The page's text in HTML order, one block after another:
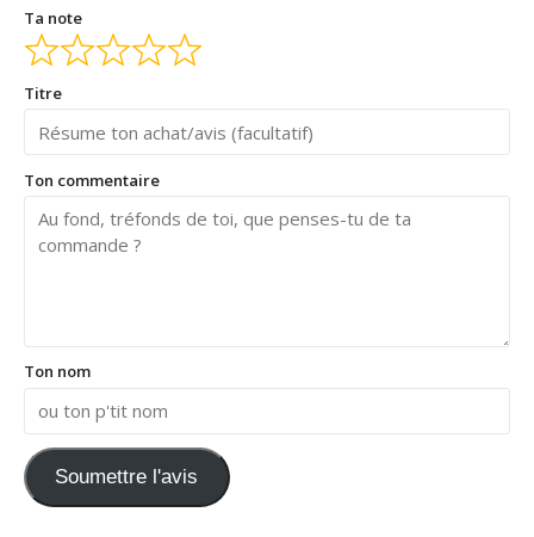
Ta note
Titre
Ton commentaire
Ton nom
Soumettre l'avis